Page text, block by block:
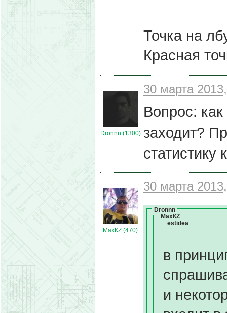
Точка на
Красная
Dronnn (1300)
30 марта
Вопрос:
заходит?
статистику
МахКZ (470)
30 марта
Dronnn
МахКZ
estidea
в
и